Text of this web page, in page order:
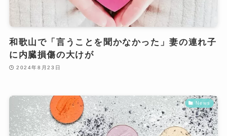
和歌山で「言うことを聞かなかった」妻の連れ子
に内臓損傷の大けが
2024年8月23日
News